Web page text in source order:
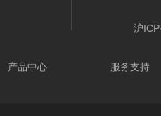
沪
产品中心 服务支持